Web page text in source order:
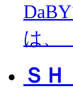
は、
Ｓ